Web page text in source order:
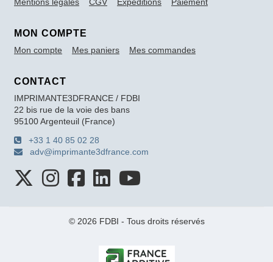
MON COMPTE
Mon compte Mes paniers Mes commandes
CONTACT
IMPRIMANTE3DFRANCE / FDBI
22 bis rue de la voie des bans
95100 Argenteuil (France)
+33 1 40 85 02 28
adv@imprimante3dfrance.com
© 2026 FDBI - Tous droits réservés